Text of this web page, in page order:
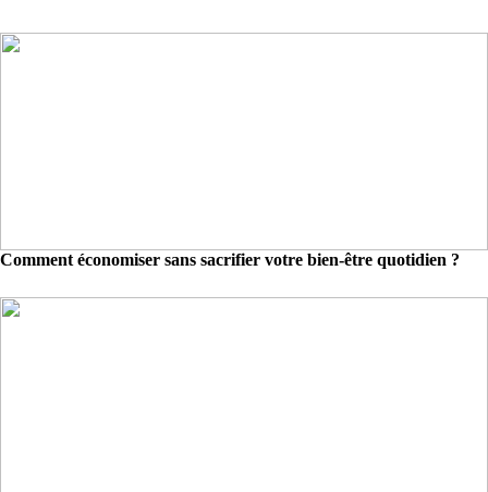
Comment économiser sans sacrifier votre bien-être quotidien ?